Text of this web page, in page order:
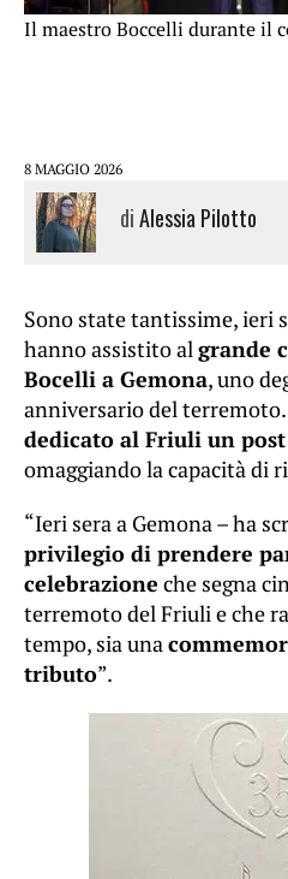
Il maestro Boccelli durante il
8 MAGGIO 2026
diAlessia Pilotto
Sono state tantissime, ieri
hanno assistito algrande
Bocelli a Gemona, uno
anniversario del
dedicato al Friuli un
omaggiando la capacità di
“Ieri sera a Gemona – ha
privilegio di prendere
celebrazione che segna
terremoto del Friuli e che
tempo, sia una
tributo”.